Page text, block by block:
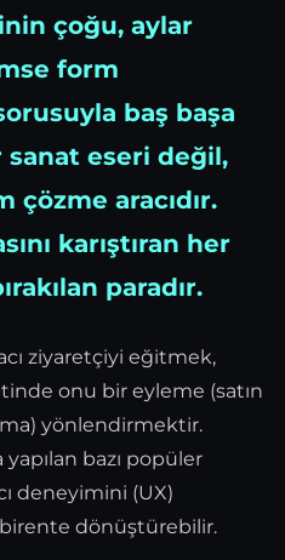
çoğu, aylar
form
baş başa
sanat eseri değil,
aracıdır.
karıştıran her
paradır.
ziyaretçiyi eğitmek,
onu bir eyleme (satın
yönlendirmektir.
bazı popüler
deneyimini (UX)
dönüştürebilir.